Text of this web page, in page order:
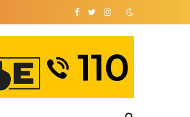
Facebook
TwitterInstagram